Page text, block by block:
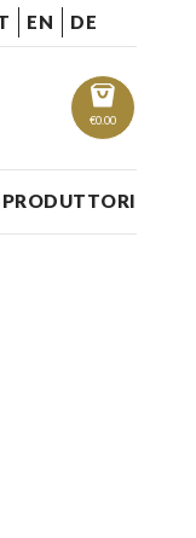
EN DE
€0.00
PRODUTTORI